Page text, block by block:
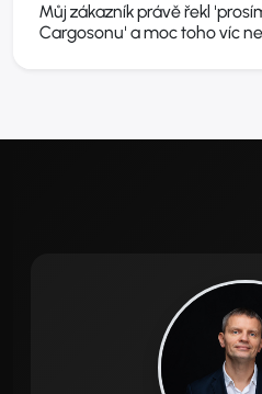
Můj zákazník právě řekl
Cargosonu' a moc toho víc